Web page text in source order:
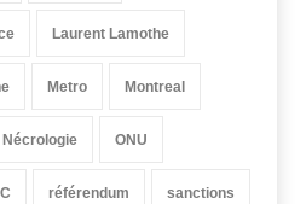
Laurent Lamothe
Metro Montreal
Nécrologie ONU
référendum sanctions